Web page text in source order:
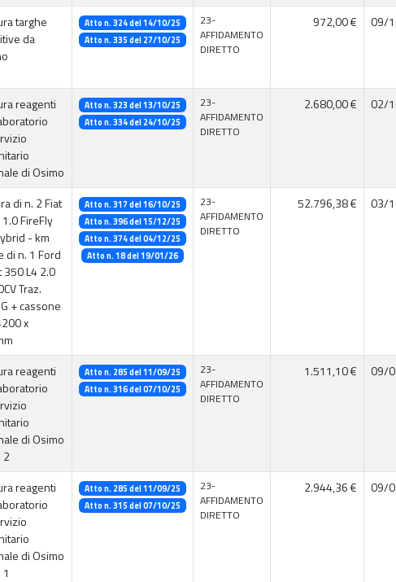
targhe
da
Atto n. 324 del 14/10/25
Atto n. 335 del 27/10/25
23-
AFFIDAMENTO
DIRETTO
972,00 € 09/
reagenti
di Osimo
Atto n. 323 del 13/10/25
Atto n. 334 del 24/10/25
23-
AFFIDAMENTO
DIRETTO
2.680,00 € 02/
di n. 2 Fiat
FireFly
- km
di n. 1 Ford
350 L4 2.0
Traz.
+ cassone
x
Atto n. 317 del 16/10/25
Atto n. 396 del 15/12/25
Atto n. 374 del 04/12/25
Atto n. 18 del 19/01/26
23-
AFFIDAMENTO
DIRETTO
52.796,38 € 03/
reagenti
di Osimo
2
Atto n. 285 del 11/09/25
Atto n. 316 del 07/10/25
23-
AFFIDAMENTO
DIRETTO
1.511,10 € 09/
reagenti
di Osimo
Atto n. 285 del 11/09/25
Atto n. 315 del 07/10/25
23-
AFFIDAMENTO
DIRETTO
2.944,36 € 09/